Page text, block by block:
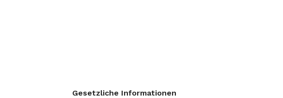
Gesetzliche Informationen